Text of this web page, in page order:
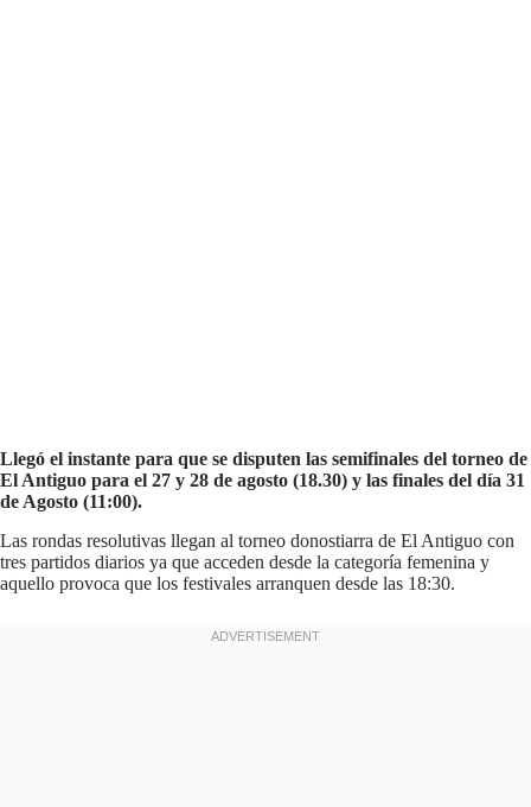
Llegó el instante para que se disputen las semifinales del torneo de
El Antiguo para el 27 y 28 de agosto (18.30) y las finales del día 31
de Agosto (11:00).
Las rondas resolutivas llegan al torneo donostiarra de El Antiguo con
tres partidos diarios ya que acceden desde la categoría femenina y
aquello provoca que los festivales arranquen desde las 18:30.